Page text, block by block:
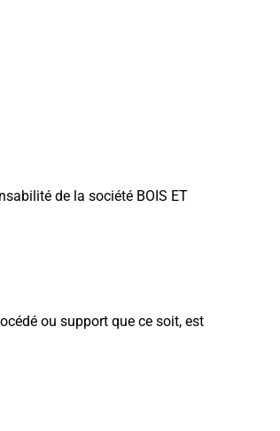
de la société BOIS ET
ou support que ce soit, est